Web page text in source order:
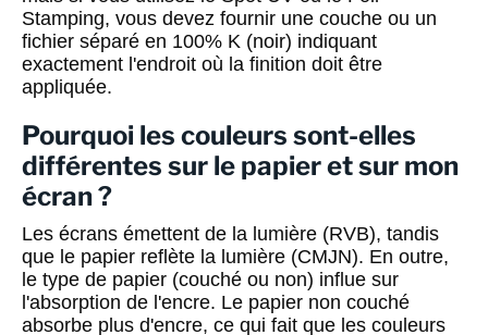
Stamping, vous devez fournir une couche ou un
fichier séparé en 100% K (noir) indiquant
exactement l'endroit où la finition doit être
appliquée.
Pourquoi les couleurs sont-elles
différentes sur le papier et sur mon
écran ?
Les écrans émettent de la lumière (RVB), tandis
que le papier reflète la lumière (CMJN). En outre,
le type de papier (couché ou non) influe sur
l'absorption de l'encre. Le papier non couché
absorbe plus d'encre, ce qui fait que les couleurs